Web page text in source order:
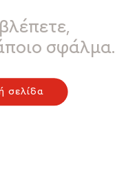
σφάλμα.
σελίδα